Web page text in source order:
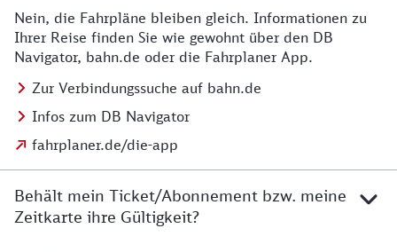
Details zu den Fahrplänen
Nein, die Fahrpläne bleiben gleich. Informationen zu
Ihrer Reise finden Sie wie gewohnt über den DB
Navigator, bahn.de oder die Fahrplaner App.
Zur Verbindungssuche auf bahn.de
Infos zum DB Navigator
fahrplaner.de/die-app
Behält mein Ticket/Abonnement bzw. meine
Zeitkarte ihre Gültigkeit?